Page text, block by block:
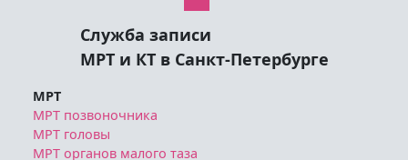
Служба записи
МРТ и КТ в Санкт-Петербурге
МРТ
МРТ позвоночника
МРТ головы
МРТ органов малого таза